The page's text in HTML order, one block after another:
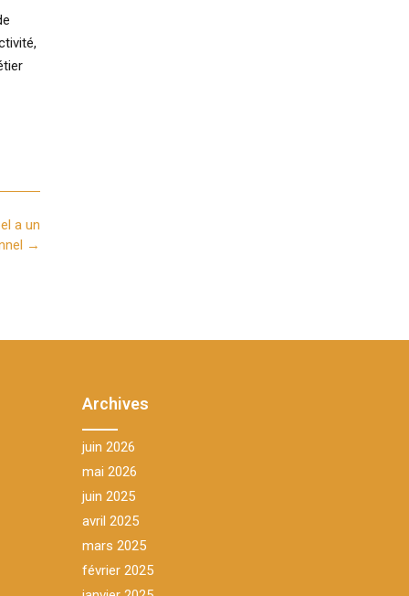
a un
→
Archives
juin 2026
mai 2026
juin 2025
avril 2025
mars 2025
février 2025